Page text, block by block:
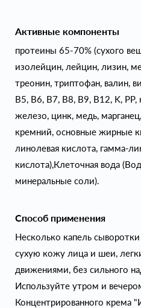
Активные компоненты
протеины 65-70% (сухого
изолейцин, лейцин, лизин,
треонин, триптофан, валин,
B5, B6, B7, B8, B9, B12, K,
железо, цинк, медь,
кремний, основные жирные
линолевая кислота, гамма-
кислота),Клеточная вода
минеральные соли).
Способ применения
Несколько капель
сухую кожу лица и шеи,
движениями, без сильного
Используйте утром и
Концентрированного крема